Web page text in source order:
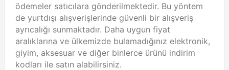
ödemeler satıcılara gönderilmektedir. Bu yöntem
de yurtdışı alışverişlerinde güvenli bir alışveriş
ayrıcalığı sunmaktadır. Daha uygun fiyat
aralıklarına ve ülkemizde bulamadığınız elektronik,
giyim, aksesuar ve diğer binlerce ürünü indirim
kodları ile satın alabilirsiniz.